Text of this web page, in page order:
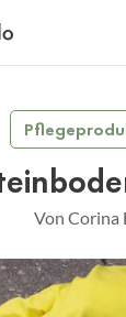
Von Corina